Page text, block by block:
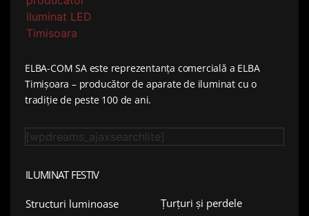
ELBA-COM SA este reprezentanța comercială a ELBA
Timișoara – producător de aparate de iluminat cu o
tradiție de peste 100 de ani.
[wpdreams_ajaxsearchlite]
ILUMINAT FESTIV
Structuri luminoase
Țurțuri și perdele